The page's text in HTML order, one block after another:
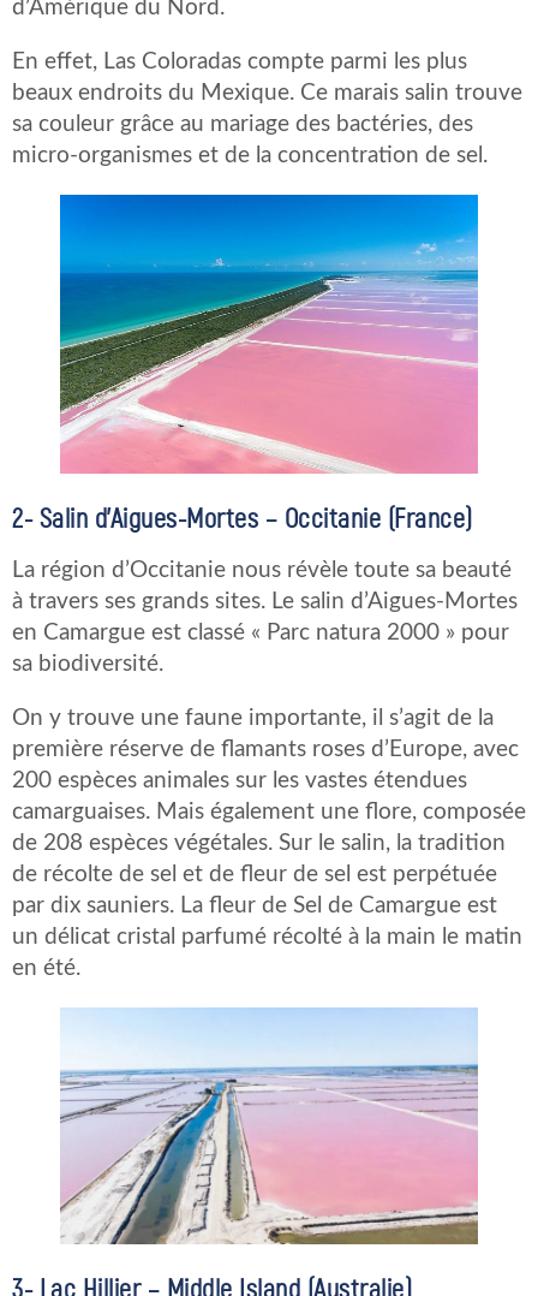
d’Amérique du Nord.
En effet, Las Coloradas compte parmi les plus
beaux endroits du Mexique. Ce marais salin trouve
sa couleur grâce au mariage des bactéries, des
micro-organismes et de la concentration de sel.
2-Salin d’Aigues-Mortes – Occitanie (France)
La région d’Occitanie nous révèle toute sa beauté
à travers ses grands sites. Le salin d’Aigues-Mortes
en Camargue est classé « Parc natura 2000 » pour
sa biodiversité.
On y trouve une faune importante, il s’agit de la
première réserve de flamants roses d’Europe, avec
200 espèces animales sur les vastes étendues
camarguaises. Mais également une flore, composée
de 208 espèces végétales. Sur le salin, la tradition
de récolte de sel et de fleur de sel est perpétuée
par dix sauniers. La fleur de Sel de Camargue est
un délicat cristal parfumé récolté à la main le matin
en été.
3- Lac Hillier – Middle Island (Australie)